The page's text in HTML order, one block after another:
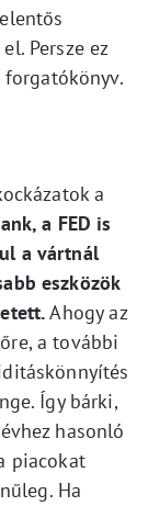
Persze ez
a
a FED is
a vártnál
eszközök
Ahogy az
a további
Így bárki,
hasonló
piacokat
Ha